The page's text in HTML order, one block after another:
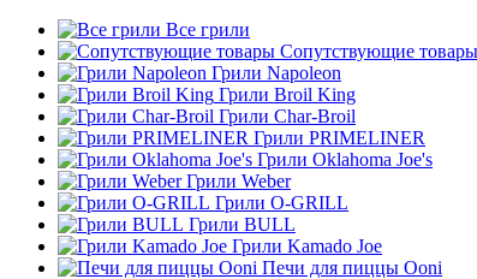
Все грили
Сопутствующие товары
Грили Napoleon
Грили Broil King
Грили Char-Broil
Грили PRIMELINER
Грили Oklahoma Joe's
Грили Weber
Грили O-GRILL
Грили BULL
Грили Kamado Joe
Печи для пиццы Ooni